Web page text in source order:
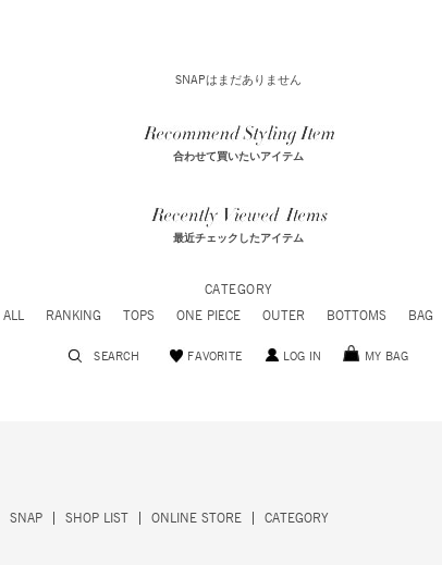
SNAPはまだありません
合わせて買いたいアイテム
最近チェックしたアイテム
CATEGORY
ALL RANKING TOPS ONE PIECE OUTER BOTTOMS BAG
SEARCH FAVORITE LOG IN MY BAG
SNAP SHOP LIST ONLINE STORE CATEGORY